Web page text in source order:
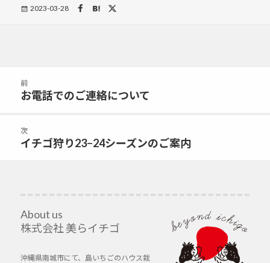
Posted
2023-03-28
前
前
投
稿:
お電話でのご連絡について
次
次
イチゴ狩り23−24シーズンのご案内
About us
株式会社 美らイチゴ
沖縄県南城市にて、島いちごのハウス栽